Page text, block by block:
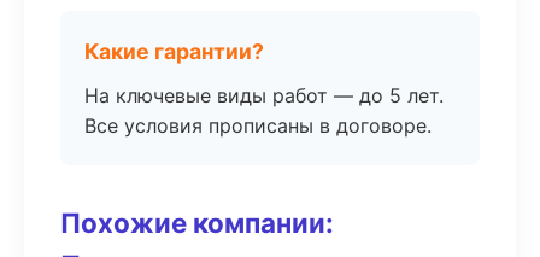
Какие гарантии?
На ключевые виды работ — до 5 лет.
Все условия прописаны в договоре.
Похожие компании: